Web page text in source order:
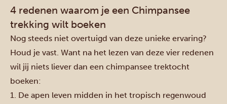
4 redenen waarom je een Chimpansee
trekking wilt boeken
Nog steeds niet overtuigd van deze unieke ervaring?
Houd je vast. Want na het lezen van deze vier redenen
wil jij niets liever dan een chimpansee trektocht
boeken:
1. De apen leven midden in het tropisch regenwoud